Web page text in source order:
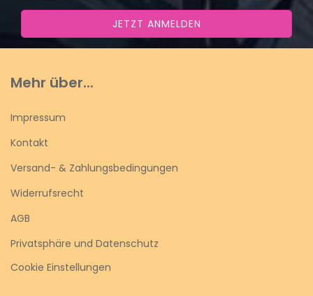
Mehr über...
Impressum
Kontakt
Versand- & Zahlungsbedingungen
Widerrufsrecht
AGB
Privatsphäre und Datenschutz
Cookie Einstellungen